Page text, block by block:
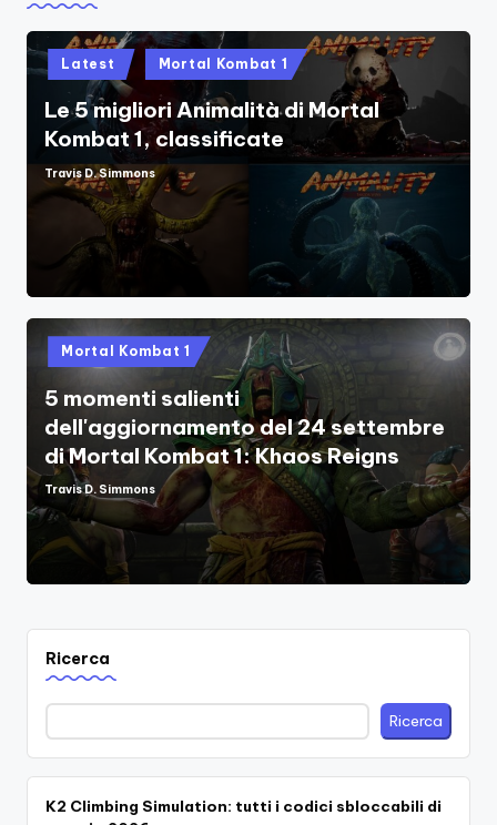
Posted
in
Latest Mortal Kombat 1
Le 5 migliori Animalità di Mortal
Kombat 1, classificate
Posted
by
Travis D. Simmons
Posted
in
Mortal Kombat 1
5 momenti salienti
dell'aggiornamento del 24 settembre
di Mortal Kombat 1: Khaos Reigns
Posted
by
Travis D. Simmons
Ricerca
Ricerca
K2 Climbing Simulation: tutti i codici sbloccabili di